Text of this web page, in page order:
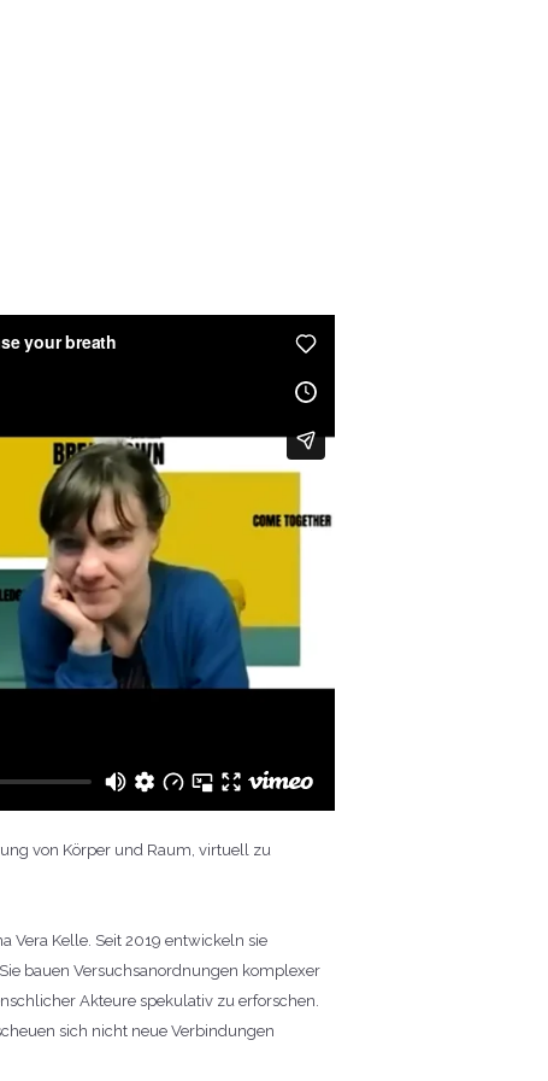
von Körper und Raum, virtuell zu
Vera Kelle. Seit 2019 entwickeln sie
bauen Versuchsanordnungen komplexer
Akteure spekulativ zu erforschen.
sich nicht neue Verbindungen